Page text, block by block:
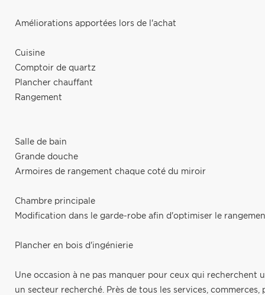
Améliorations apportées lors de l'achat
Cuisine
Comptoir de quartz
Plancher chauffant
Rangement
Salle de bain
Grande douche
Armoires de rangement chaque coté du miroir
Chambre principale
Modification dans le garde-robe afin d'optimiser le
Plancher en bois d'ingénierie
Une occasion à ne pas manquer pour ceux qui recherchent
un secteur recherché. Près de tous les services,